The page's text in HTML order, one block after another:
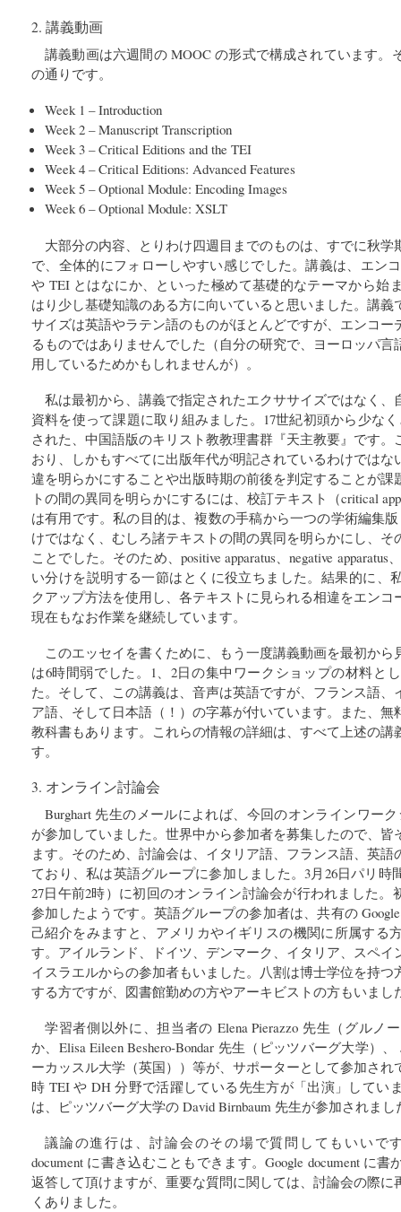
2. 講義動画
講義動画は六週間の MOOC の形式で構成されています。
の通りです。
Week 1 – Introduction
Week 2 – Manuscript Transcription
Week 3 – Critical Editions and the TEI
Week 4 – Critical Editions: Advanced Features
Week 5 – Optional Module: Encoding Images
Week 6 – Optional Module: XSLT
大部分の内容、とりわけ四週目までのものは、すでに秋
で、全体的にフォローしやすい感じでした。講義は、エン
や TEI とはなにか、といった極めて基礎的なテーマから始
はり少し基礎知識のある方に向いていると思いました。講
サイズは英語やラテン語のものがほとんどですが、エンコー
るものではありませんでした（自分の研究で、ヨーロッパ
用しているためかもしれませんが）。
私は最初から、講義で指定されたエクササイズではなく、
資料を使って課題に取り組みました。17世紀初頭から少な
された、中国語版のキリスト教教理書群『天主教要』です
おり、しかもすべてに出版年代が明記されているわけでは
違を明らかにすることや出版時期の前後を判定することが課
トの間の異同を明らかにするには、校訂テキスト（critical
は有用です。私の目的は、複数の手稿から一つの学術編集版
けではなく、むしろ諸テキストの間の異同を明らかにし、
ことでした。そのため、positive apparatus、negative apparatus
い分けを説明する一節はとくに役立ちました。結果的に、私
クアップ方法を使用し、各テキストに見られる相違をエン
現在もなお作業を継続しています。
このエッセイを書くために、もう一度講義動画を最初か
は6時間弱でした。1、2日の集中ワークショップの材料と
た。そして、この講義は、音声は英語ですが、フランス語
ア語、そして日本語（！）の字幕が付いています。また、
教科書もあります。これらの情報の詳細は、すべて上述の講
す。
3. オンライン討論会
Burghart 先生のメールによれば、今回のオンラインワー
が参加していました。世界中から参加者を募集したので、
ます。そのため、討論会は、イタリア語、フランス語、英
ており、私は英語グループに参加しました。3月26日パリ時
27日午前2時）に初回のオンライン討論会が行われました。
参加したようです。英語グループの参加者は、共有の
己紹介をみますと、アメリカやイギリスの機関に所属する
す。アイルランド、ドイツ、デンマーク、イタリア、スペイ
イスラエルからの参加者もいました。八割は博士学位を持
する方ですが、図書館勤めの方やアーキビストの方もいまし
学習者側以外に、担当者の Elena Pierazzo 先生（グルノ
か、Elisa Eileen Beshero-Bondar 先生（ピッツバーグ大学）、
ーカッスル大学（英国））等が、サポーターとして参加さ
時 TEI や DH 分野で活躍している先生方が「出演」してい
は、ピッツバーグ大学の David Birnbaum 先生が参加されまし
議論の進行は、討論会のその場で質問してもいいで
document に書き込むこともできます。Google document に
返答して頂けますが、重要な質問に関しては、討論会の際に
くありました。